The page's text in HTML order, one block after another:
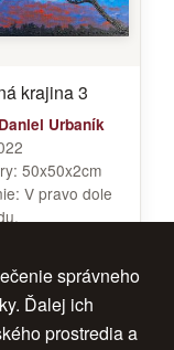
krajina 3
Daniel Urbaník
50x50x2cm
V pravo dole
správneho
Ďalej ich
prostredia a